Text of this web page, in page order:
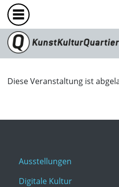
Diese Veranstaltung ist
Ausstellungen
Digitale Kultur